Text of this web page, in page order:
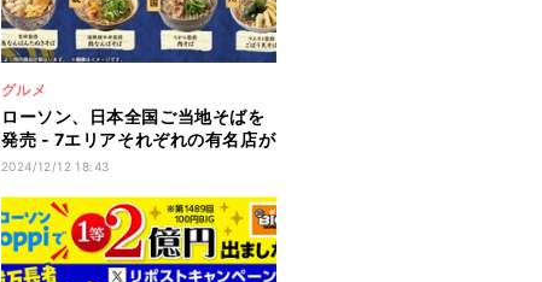
グルメ
ローソン、日本全国ご当地そばを
発売 - 7エリアそれぞれの有名店が
監修
2024/12/12 18:43